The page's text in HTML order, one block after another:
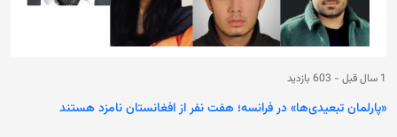
1 سال قبل - 603 بازدید
«پارلمان تبعیدی‌ها» در فرانسه؛ هفت نفر از افغانستان نامزد هستند